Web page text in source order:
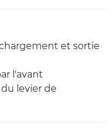
et sortie
l'avant
levier de